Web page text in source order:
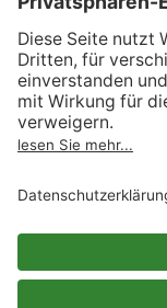
AGB
Informationen
Act
Verträge hier
Impressum